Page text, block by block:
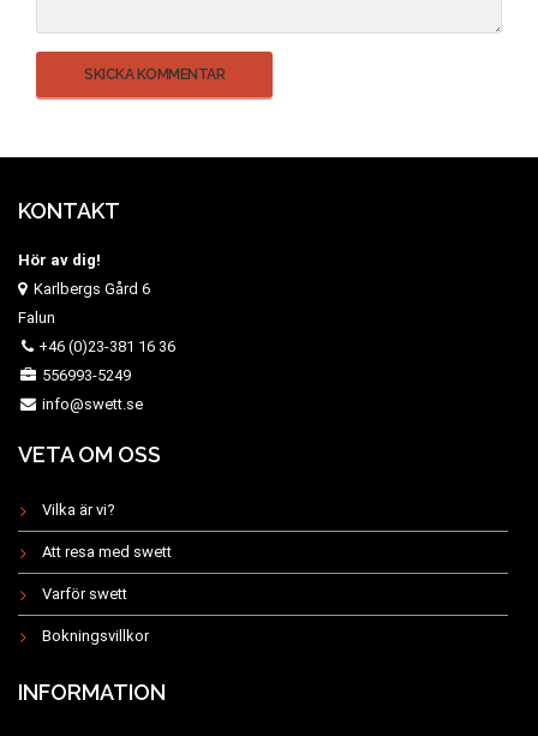
KONTAKT
Hör av dig!
Karlbergs Gård 6
Falun
+46 (0)23-381 16 36
556993-5249
info@swett.se
VETA OM OSS
Vilka är vi?
Att resa med swett
Varför swett
Bokningsvillkor
INFORMATION